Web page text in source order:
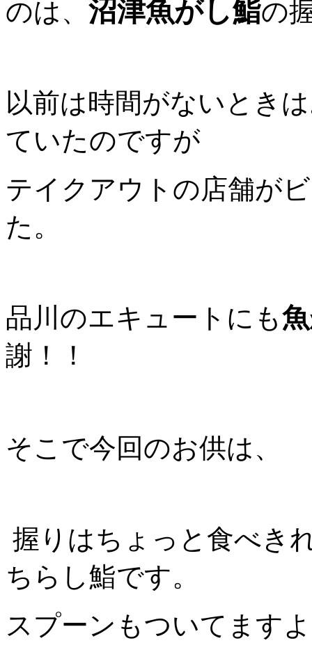
のは、 沼津魚がし鮨の
以前は時間がないとき
ていたのですが
テイクアウトの店舗が
た。
品川のエキュートにも
謝！！
そこで今回のお供は、
握りはちょっと食べき
ちらし鮨です。
スプーンもついてます